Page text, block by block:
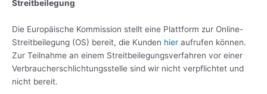
Streitbeilegung
Die Europäische Kommission stellt eine Plattform zur Online-
Streitbeilegung (OS) bereit, die Kunden hier aufrufen können.
Zur Teilnahme an einem Streitbeilegungsverfahren vor einer
Verbraucherschlichtungsstelle sind wir nicht verpflichtet und
nicht bereit.